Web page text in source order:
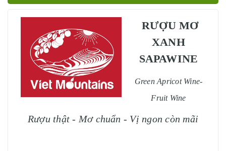
RƯỢU MƠ
XANH
SAPAWINE
Green Apricot Wine-
Fruit Wine
Rượu thật - Mơ chuẩn - Vị ngon còn mãi